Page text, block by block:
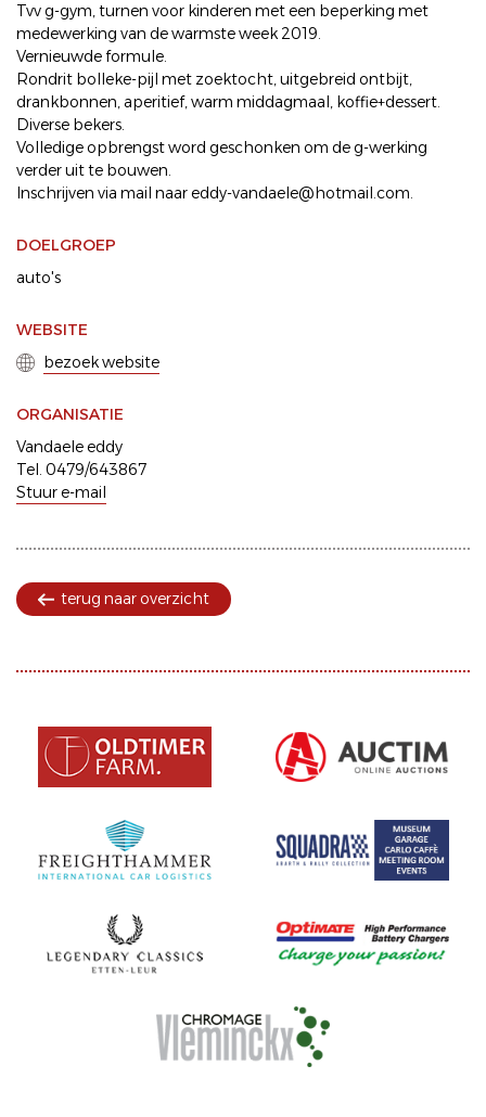
Tvv g-gym, turnen voor kinderen met een beperking met
medewerking van de warmste week 2019.
Vernieuwde formule.
Rondrit bolleke-pijl met zoektocht, uitgebreid ontbijt,
drankbonnen, aperitief, warm middagmaal, koffie+dessert.
Diverse bekers.
Volledige opbrengst word geschonken om de g-werking
verder uit te bouwen.
Inschrijven via mail naar eddy-vandaele@hotmail.com.
DOELGROEP
auto's
WEBSITE
bezoek website
ORGANISATIE
Vandaele eddy
Tel. 0479/643867
Stuur e-mail
terug naar overzicht